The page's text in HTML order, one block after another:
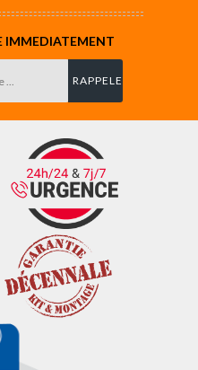
IMMEDIATEMENT